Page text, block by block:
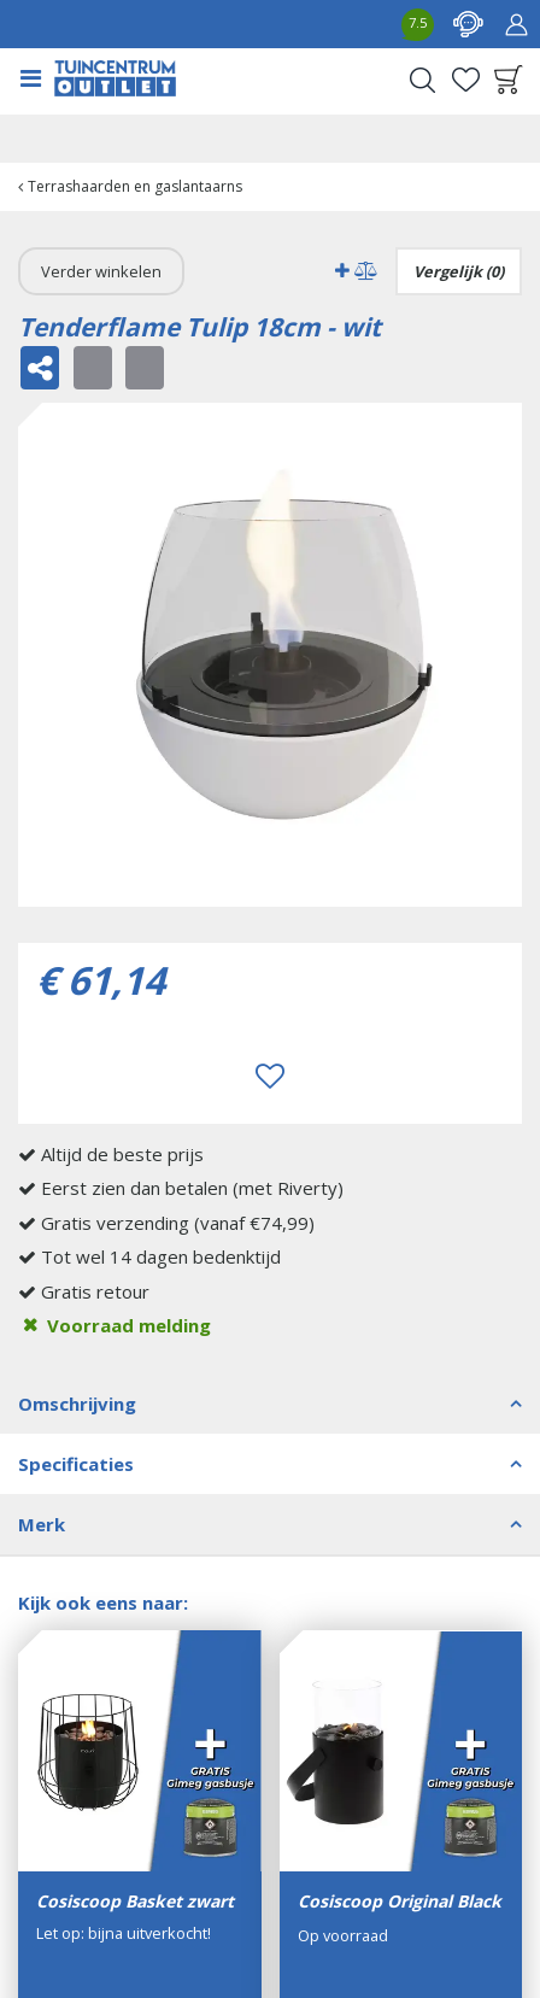
Terrashaarden en gaslantaarns
7.5
Verder winkelen Vergelijk (0)
Tenderflame Tulip 18cm - wit
€ 61,14
Altijd de beste prijs
Eerst zien dan betalen (met Riverty)
Gratis verzending (vanaf €74,99)
Tot wel 14 dagen bedenktijd
Gratis retour
Voorraad melding
Omschrijving
Specificaties
Merk
Kijk ook eens naar:
Cosiscoop Basket zwart
Let op: bijna uitverkocht!
Cosiscoop Original Black
Op voorraad